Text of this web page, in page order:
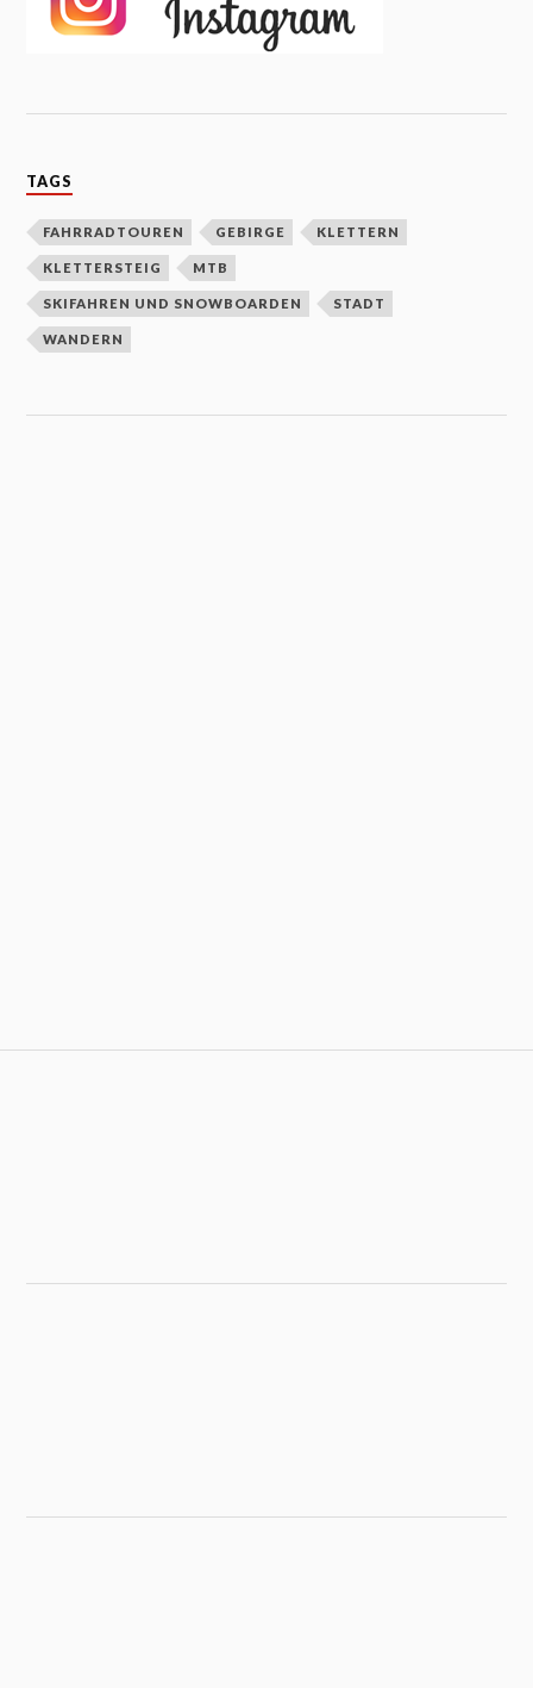
TAGS
FAHRRADTOUREN GEBIRGE KLETTERN
KLETTERSTEIG MTB
SKIFAHREN UND SNOWBOARDEN STADT
WANDERN